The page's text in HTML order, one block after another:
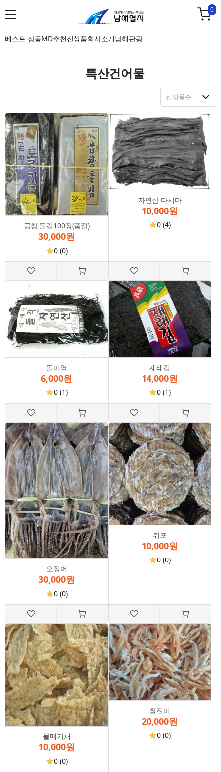
0
베스트 상품MD추천신상품회사소개남해관광
특산건어물
곱창 돌김100장(품절)
30,000원
0 (0)
자연산 다시마
10,000원
0 (4)
돌미역
6,000원
0 (1)
재래김
14,000원
0 (1)
오징어
30,000원
0 (0)
쥐포
10,000원
0 (0)
물메기채
10,000원
0 (0)
참진미
20,000원
0 (0)